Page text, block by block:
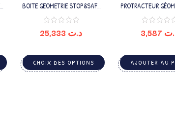
BOITE GEOMETRIE STOP&SAFE
8PCE MAPED
د.ت
CHOIX DES OPTIONS
PROTRACTEUR
360/12CM
AJOUTER AU